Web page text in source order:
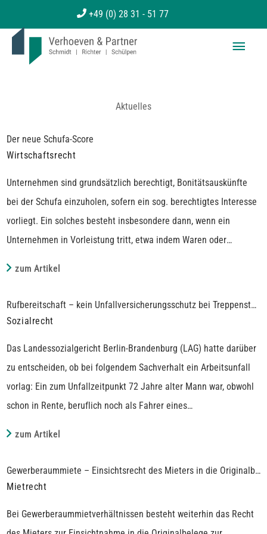
Inhalt
+49 (0) 28 31 - 51 77
Aktuelles
Der neue Schufa-Score
Wirtschaftsrecht
Unternehmen sind grundsätzlich berechtigt, Bonitätsauskünfte
bei der Schufa einzuholen, sofern ein sog. berechtigtes Interesse
vorliegt. Ein solches besteht insbesondere dann, wenn ein
Unternehmen in Vorleistung tritt, etwa indem Waren oder
Seit dem 17.3.2026 hat die Schufa zur Berechnung des Scores
auf bisher über 200. Für jedes der nachfolgenden Kriterien
werden Punkte vergeben, die in die Gesamtbewertung einfließen.
Je höher die Gesamtpunktzahl, desto höher die Kreditwürdigkeit
Alter der aktuellen Adresse
Anzahl von Anfragen und Abschlüssen für Girokonten und
Kreditkarten in den vergangenen 12 Monaten
Anzahl Anfragen außerhalb des Bankenbereichs in den
vergangenen 12 Monaten
Ratenkredite in den vergangenen 12 Monaten
Kreditstatus
Immobilienkredite oder Bürgschaften
zum Artikel
Rufbereitschaft – kein Unfallversicherungsschutz bei Treppensturz im eigenen Heim
Sozialrecht
Das Landessozialgericht Berlin-Brandenburg (LAG) hatte darüber
zu entscheiden, ob bei folgendem Sachverhalt ein Arbeitsunfall
vorlag: Ein zum Unfallzeitpunkt 72 Jahre alter Mann war, obwohl
schon in Rente, beruflich noch als Fahrer eines
Rufbereitschaft für etwaige Noteinsätze. Gegen 2 Uhr nachts
eine halbe Stunde später seine Wohnung. Auf der Treppe
zum Artikel
Gewerberaummiete – Einsichtsrecht des Mieters in die Originalbelege zur Betriebskostenabrechnung
Mietrecht
Bei Gewerberaummietverhältnissen besteht weiterhin das Recht